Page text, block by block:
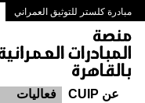
مبادرة كلستر للتوثيق العمراني
ممرات وسط البلد بالقاهرة
عن CUIP فعاليات